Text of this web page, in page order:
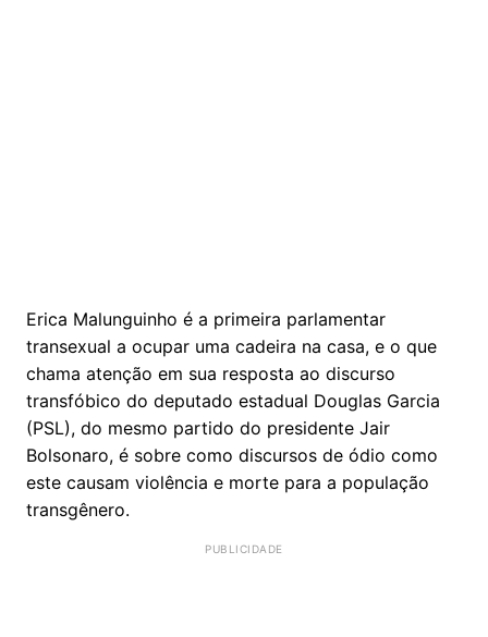
Erica Malunguinho é a primeira parlamentar
transexual a ocupar uma cadeira na casa, e o que
chama atenção em sua resposta ao discurso
transfóbico do deputado estadual Douglas Garcia
(PSL), do mesmo partido do presidente Jair
Bolsonaro, é sobre como discursos de ódio como
este causam violência e morte para a população
transgênero.